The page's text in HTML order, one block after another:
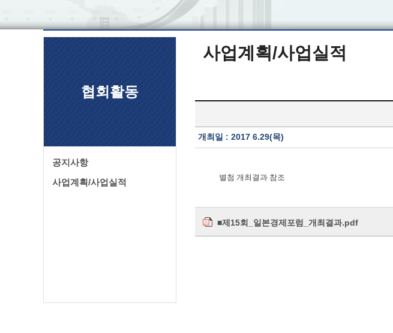
협회활동
공지사항
사업계획/사업실적
사업계획/사업실적
개최일 : 2017 6.29(목)
별첨 개최결과 참조
■제15회_일본경제포럼_개최결과.pdf